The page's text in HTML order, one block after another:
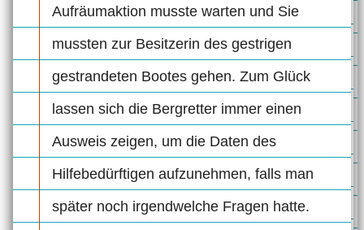
Aufräumaktion musste warten und Sie
mussten zur Besitzerin des gestrigen
gestrandeten Bootes gehen. Zum Glück
lassen sich die Bergretter immer einen
Ausweis zeigen, um die Daten des
Hilfebedürftigen aufzunehmen, falls man
später noch irgendwelche Fragen hatte.